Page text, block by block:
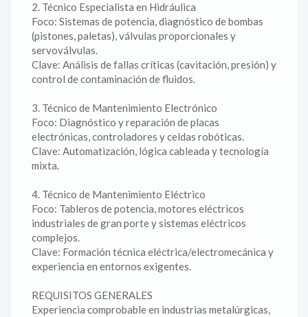
2. Técnico Especialista en Hidráulica
Foco: Sistemas de potencia, diagnóstico de bombas
(pistones, paletas), válvulas proporcionales y
servoválvulas.
Clave: Análisis de fallas críticas (cavitación, presión) y
control de contaminación de fluidos.
3. Técnico de Mantenimiento Electrónico
Foco: Diagnóstico y reparación de placas
electrónicas, controladores y celdas robóticas.
Clave: Automatización, lógica cableada y tecnología
mixta.
4. Técnico de Mantenimiento Eléctrico
Foco: Tableros de potencia, motores eléctricos
industriales de gran porte y sistemas eléctricos
complejos.
Clave: Formación técnica eléctrica/electromecánica y
experiencia en entornos exigentes.
REQUISITOS GENERALES
Experiencia comprobable en industrias metalúrgicas,